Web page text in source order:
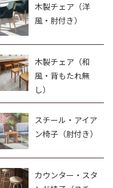
木製チェア（洋
風・肘付き）
木製チェア（和
風・背もたれ無
し）
スチール・アイア
ン椅子（肘付き）
カウンター・スタ